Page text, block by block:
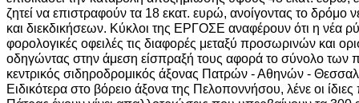
ζητεί να επιστραφούν τα 18 εκατ. ευρώ, ανοίγοντας το δρόμο
και διεκδικήσεων. Κύκλοι της ΕΡΓΟΣΕ αναφέρουν ότι η νέα
φορολογικές οφειλές τις διαφορές μεταξύ προσωρινών και
οδηγώντας στην άμεση είσπραξή τους αφορά το σύνολο των
κεντρικός σιδηροδρομικός άξονας Πατρών - Αθηνών -
Ειδικότερα στο βόρειο άξονα της Πελοποννήσου, λένε οι